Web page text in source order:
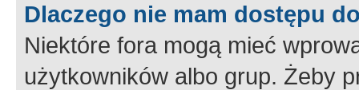
Dlaczego nie mam dostępu
Niektóre fora mogą mieć
użytkowników albo grup. Żeby